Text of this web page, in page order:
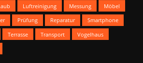
Luftreinigung Messung
Möbel
Prüfung Reparatur
Smartphone
Terrasse Transport
Vogelhaus